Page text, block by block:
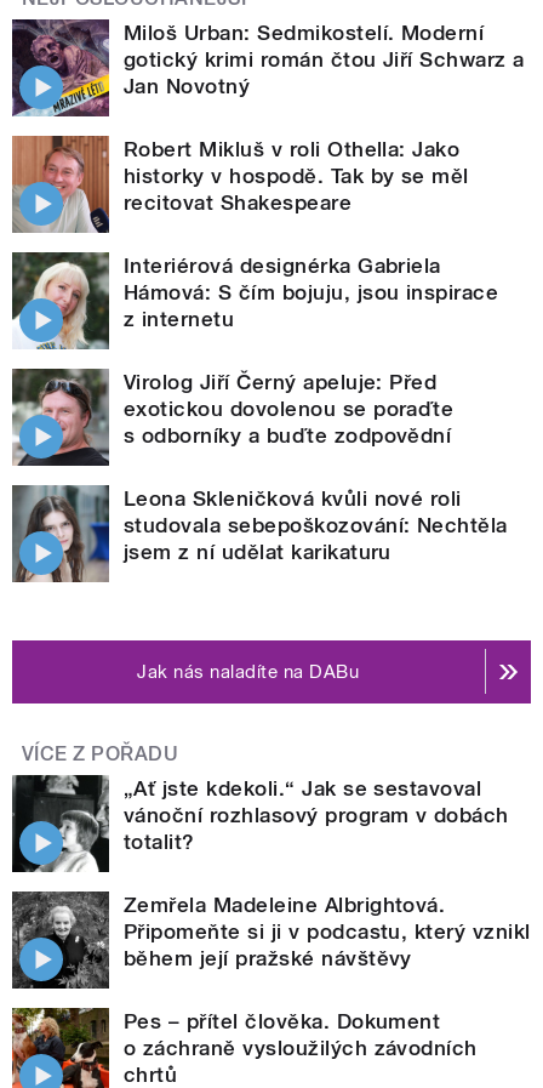
Miloš Urban: Sedmikostelí. Moderní
gotický krimi román čtou Jiří Schwarz a
Jan Novotný
Robert Mikluš v roli Othella: Jako
historky v hospodě. Tak by se měl
recitovat Shakespeare
Interiérová designérka Gabriela
Hámová: S čím bojuju, jsou inspirace
z internetu
Virolog Jiří Černý apeluje: Před
exotickou dovolenou se poraďte
s odborníky a buďte zodpovědní
Leona Skleničková kvůli nové roli
studovala sebepoškozování: Nechtěla
jsem z ní udělat karikaturu
Jak nás naladíte na DABu
VÍCE Z POŘADU
„Ať jste kdekoli.“ Jak se sestavoval
vánoční rozhlasový program v dobách
totalit?
Zemřela Madeleine Albrightová.
Připomeňte si ji v podcastu, který vznikl
během její pražské návštěvy
Pes – přítel člověka. Dokument
o záchraně vysloužilých závodních
chrtů